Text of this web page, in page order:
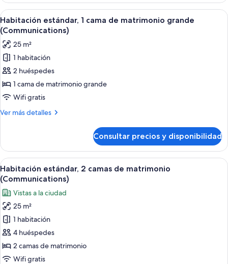
accesible
en
silla
de
ruedas
(Roll-
In
Shower)
cama
de
matrimonio
grande,
accesible
en
silla
de
(Roll-
In
Abrir
todas
las
fotos
de
Habitación
estándar,
1
cama
grande
(Communications)
5
Habitación estándar, 1 cama de matrimonio grande
(Communications)
25 m²
1 habitación
2 huéspedes
1 cama de matrimonio grande
Wifi gratis
Ver más detalles
Más
estándar,
cama
de
matrimonio
grande
(Communications)
Consultar precios y disponibilidad
Abrir
todas
las
fotos
de
Habitación
estándar,
2
camas
Habitación de hotel con dos camas,
6
Habitación estándar, 2 camas de matrimonio
(Communications)
Vistas a la ciudad
25 m²
1 habitación
4 huéspedes
2 camas de matrimonio
Wifi gratis